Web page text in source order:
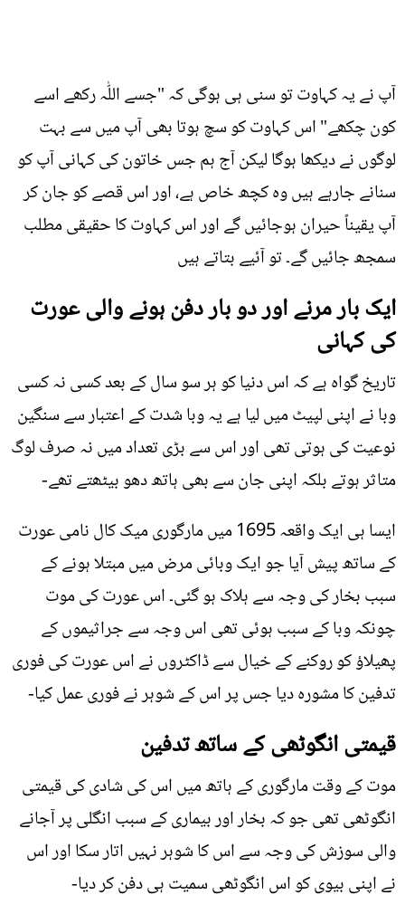
آپ نے یہ کہاوت تو سنی ہی ہوگی کہ "جسے اللّٰہ رکھے اسے
کون چکھے" اس کہاوت کو سچ ہوتا بھی آپ میں سے بہت
لوگوں نے دیکھا ہوگا لیکن آج ہم جس خاتون کی کہانی آپ کو
سنانے جارہے ہیں وہ کچھ خاص ہے، اور اس قصے کو جان کر
آپ یقیناً حیران ہوجائیں گے اور اس کہاوت کا حقیقی مطلب
سمجھ جائیں گے۔ تو آئیے بتاتے ہیں
ایک بار مرنے اور دو بار دفن ہونے والی عورت
کی کہانی
تاریخ گواہ ہے کہ اس دنیا کو ہر سو سال کے بعد کسی نہ کسی
وبا نے اپنی لپیٹ میں لیا ہے یہ وبا شدت کے اعتبار سے سنگین
نوعیت کی ہوتی تھی اور اس سے بڑی تعداد میں نہ صرف لوگ
متاثر ہوتے بلکہ اپنی جان سے بھی ہاتھ دھو بیٹھتے تھے-
ایسا ہی ایک واقعہ 1695 میں مارگوری میک کال نامی عورت
کے ساتھ پیش آیا جو ایک وبائی مرض میں مبتلا ہونے کے
سبب بخار کی وجہ سے ہلاک ہو گئی۔ اس عورت کی موت
چونکہ وبا کے سبب ہوئی تھی اس وجہ سے جراثیموں کے
پھیلاؤ کو روکنے کے خیال سے ڈاکٹروں نے اس عورت کی فوری
تدفین کا مشورہ دیا جس پر اس کے شوہر نے فوری عمل کیا-
قیمتی انگوٹھی کے ساتھ تدفین
موت کے وقت مارگوری کے ہاتھ میں اس کی شادی کی قیمتی
انگوٹھی تھی جو کہ بخار اور بیماری کے سبب انگلی پر آجانے
والی سوزش کی وجہ سے اس کا شوہر نہیں اتار سکا اور اس
نے اپنی بیوی کو اس انگوٹھی سمیت ہی دفن کر دیا-